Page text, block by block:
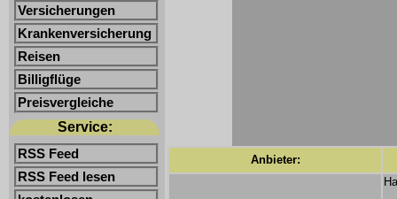
Versicherungen
Krankenversicherung
Reisen
Billigflüge
Preisvergleiche
Service:
RSS Feed
RSS Feed lesen
Anbieter: